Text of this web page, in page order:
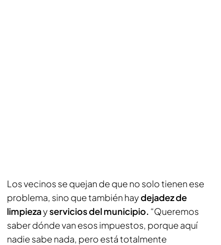
Los vecinos se quejan de que no solo tienen ese
problema, sino que también haydejadez de
limpiezayservicios del municipio. “Queremos
saber dónde van esos impuestos, porque aquí
nadie sabe nada, pero está totalmente